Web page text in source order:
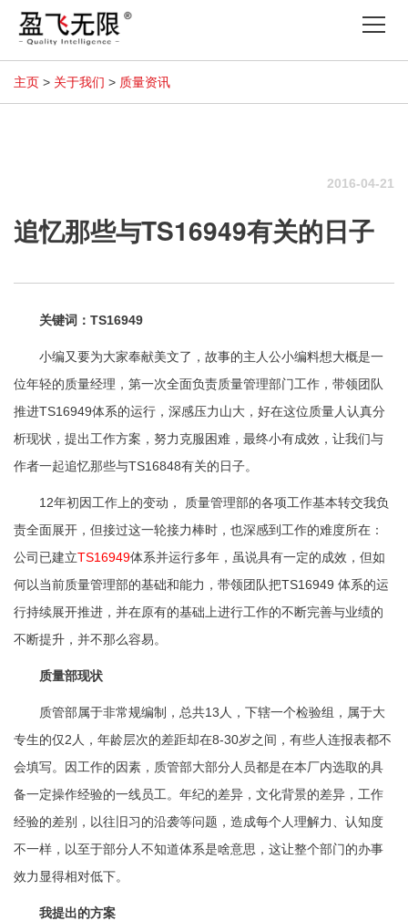
主页 > 关于我们 > 质量资讯
2016-04-21
追忆那些与TS16949有关的日子
关键词：TS16949
小编又要为大家奉献美文了，故事的主人公小编料想大概是一
位年轻的质量经理，第一次全面负责质量管理部门工作，带领团队
推进TS16949体系的运行，深感压力山大，好在这位质量人认真分
析现状，提出工作方案，努力克服困难，最终小有成效，让我们与
作者一起追忆那些与TS16848有关的日子。
12年初因工作上的变动， 质量管理部的各项工作基本转交我负
责全面展开，但接过这一轮接力棒时，也深感到工作的难度所在：
公司已建立TS16949体系并运行多年，虽说具有一定的成效，但如
何以当前质量管理部的基础和能力，带领团队把TS16949 体系的运
行持续展开推进，并在原有的基础上进行工作的不断完善与业绩的
不断提升，并不那么容易。
质量部现状
质管部属于非常规编制，总共13人，下辖一个检验组，属于大
专生的仅2人，年龄层次的差距却在8-30岁之间，有些人连报表都不
会填写。因工作的因素，质管部大部分人员都是在本厂内选取的具
备一定操作经验的一线员工。年纪的差异，文化背景的差异，工作
经验的差别，以往旧习的沿袭等问题，造成每个人理解力、认知度
不一样，以至于部分人不知道体系是啥意思，这让整个部门的办事
效力显得相对低下。
我提出的方案